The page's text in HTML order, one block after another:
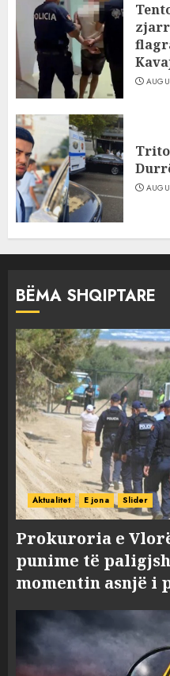
BËMA SHQIPTARE
Aktualitet E jona Slider
Prokuroria e
punime të
momentin asnjë i